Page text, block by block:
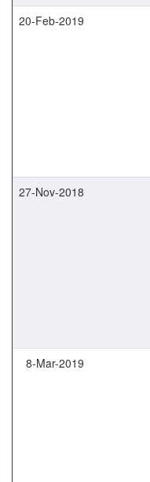
20-Feb-2019
27-Nov-2018
8-Mar-2019